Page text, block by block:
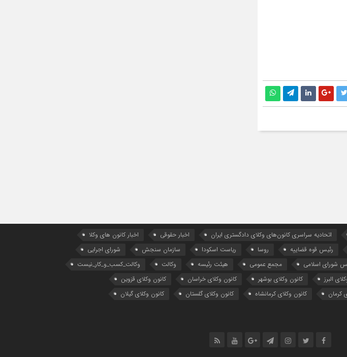
اتحادیه سراسری کانون‌های وکلای دادگستری ایران اخبار حقوقی
اخبار کانون های وکلا
رئیس قوه قضاییه روسا ریاست اسکودا سازمان سنجش
شورای اجرایی
شورای اسلامی مجمع عمومی هیئت رئیسه وکالت
وکالت_کسب_و_کار_نیست
البرز کانون وکلای بوشهر کانون وکلای خراسان
کانون وکلای قزوین
کرمان کانون وکلای کرمانشاه کانون وکلای گلستان
کانون وکلای گیلان